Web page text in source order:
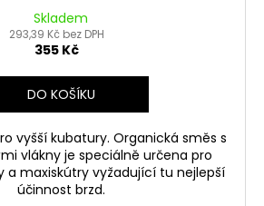
Skladem
293,39 Kč bez DPH
355 Kč
DO KOŠÍKU
vyšší kubatury. Organická směs s
vlákny je speciálně určena pro
a maxiskútry vyžadující tu nejlepší
účinnost brzd.